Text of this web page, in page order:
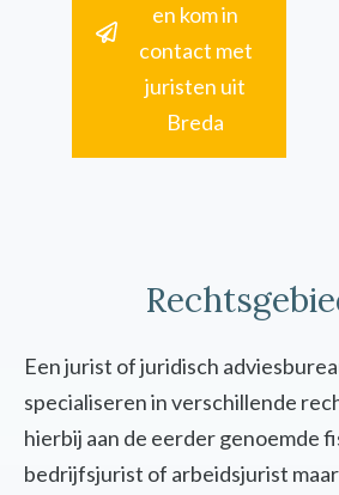
en kom in
contact met
juristen uit
Breda
Een jurist of juridisch
specialiseren in verschillende
hierbij aan de eerder genoemde
bedrijfsjurist of arbeidsjurist